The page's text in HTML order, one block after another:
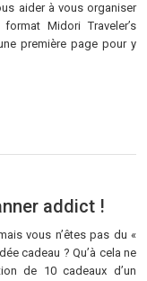
aider à vous organiser
Midori Traveler’s
première page pour y
addict !
vous n’êtes pas du «
cadeau ? Qu’à cela ne
de 10 cadeaux d’un